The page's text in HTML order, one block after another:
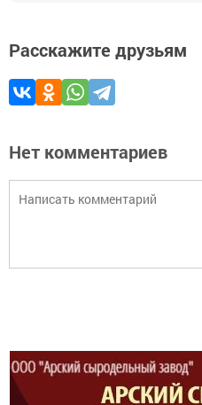
Расскажите друзьям
Нет комментариев